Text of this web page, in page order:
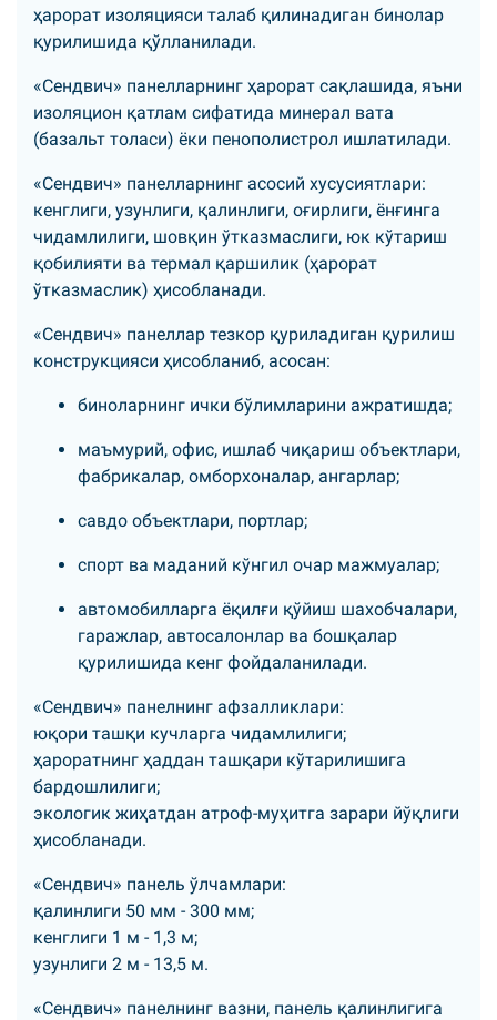
ҳарорат изоляцияси талаб қилинадиган бинолар
қурилишида қўлланилади.
«Сендвич» панелларнинг ҳарорат сақлашида, яъни
изоляцион қатлам сифатида минерал вата
(базальт толаси) ёки пенополистрол ишлатилади.
«Сендвич» панелларнинг асосий хусусиятлари:
кенглиги, узунлиги, қалинлиги, оғирлиги, ёнғинга
чидамлилиги, шовқин ўтказмаслиги, юк кўтариш
қобилияти ва термал қаршилик (ҳарорат
ўтказмаслик) ҳисобланади.
«Сендвич» панеллар тезкор қуриладиган қурилиш
конструкцияси ҳисобланиб, асосан:
биноларнинг ички бўлимларини ажратишда;
маъмурий, офис, ишлаб чиқариш объектлари,
фабрикалар, омборхоналар, ангарлар;
савдо объектлари, портлар;
спорт ва маданий кўнгил очар мажмуалар;
автомобилларга ёқилғи қўйиш шахобчалари,
гаражлар, автосалонлар ва бошқалар
қурилишида кенг фойдаланилади.
«Сендвич» панелнинг афзалликлари:
юқори ташқи кучларга чидамлилиги;
ҳароратнинг ҳаддан ташқари кўтарилишига
бардошлилиги;
экологик жиҳатдан атроф-муҳитга зарари йўқлиги
ҳисобланади.
«Сендвич» панель ўлчамлари:
қалинлиги 50 мм - 300 мм;
кенглиги 1 м - 1,3 м;
узунлиги 2 м - 13,5 м.
«Сендвич» панелнинг вазни, панель қалинлигига